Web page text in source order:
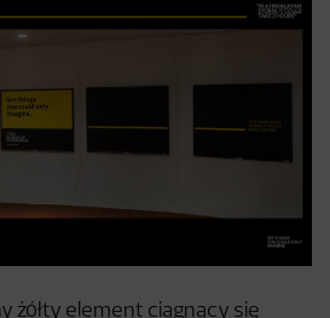
żółty element ciągnący się